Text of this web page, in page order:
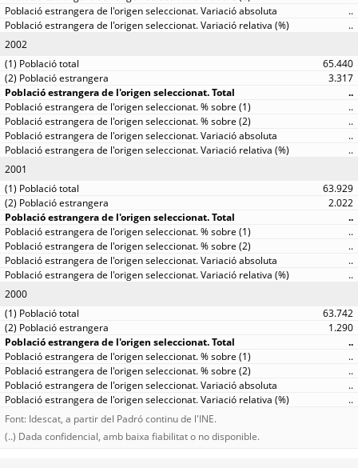
..
..
2002
65.440
3.317
..
..
..
..
..
2001
63.929
2.022
..
..
..
..
..
2000
63.742
1.290
..
..
..
..
..
Font: Idescat, a partir del Padró continu de l'INE.
(..) Dada confidencial, amb baixa fiabilitat o no disponible.